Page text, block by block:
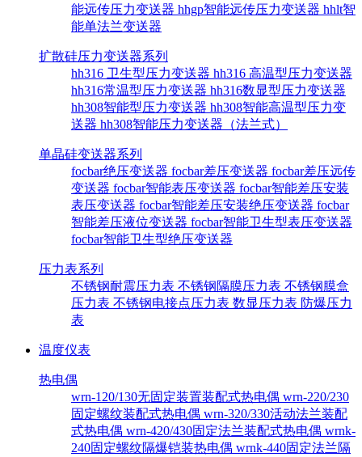
能远传压力变送器 hhgp智能远传压力变送器 hhlt智
能单法兰变送器
扩散硅压力变送器系列
hh316 卫生型压力变送器 hh316 高温型压力变送器
hh316常温型压力变送器 hh316数显型压力变送器
hh308智能型压力变送器 hh308智能高温型压力变
送器 hh308智能压力变送器（法兰式）
单晶硅变送器系列
focbar绝压变送器 focbar差压变送器 focbar差压远传
变送器 focbar智能表压变送器 focbar智能差压安装
表压变送器 focbar智能差压安装绝压变送器 focbar
智能差压液位变送器 focbar智能卫生型表压变送器
focbar智能卫生型绝压变送器
压力表系列
不锈钢耐震压力表 不锈钢隔膜压力表 不锈钢膜盒
压力表 不锈钢电接点压力表 数显压力表 防爆压力
表
温度仪表
热电偶
wrn-120/130无固定装置装配式热电偶 wrn-220/230
固定螺纹装配式热电偶 wrn-320/330活动法兰装配
式热电偶 wrn-420/430固定法兰装配式热电偶 wrnk-
240固定螺纹隔爆铠装热电偶 wrnk-440固定法兰隔